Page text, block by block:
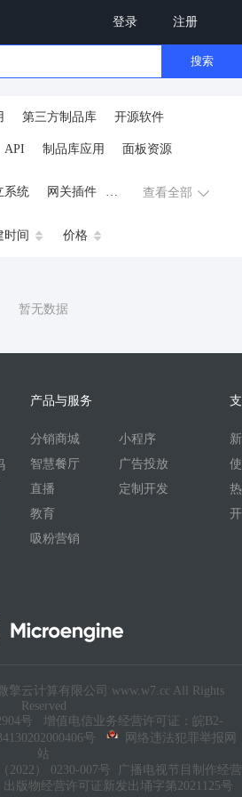
登录 注册
搜索
第三方制品库 开源软件
API 制品库应用 面板资源
系统 网关插件
分销
商城
同 上门
saas AI音乐
序
球羽毛球
交互数字人
论坛 视频混剪
|快手|视频号 diy
跑腿
查看全部
时间 价格
暂无数据
产品与服务
分销商城
智慧餐厅
直播
教育
吸粉营销
小程序
广告投放
定制开发
擎云计算有限公司 www.w7.cc All Rights
Reserved
号 增值电信业务经营许可证：皖B2-
号
网络违法犯罪举报网
站
2022） 0230-007号 广播电视节目制作经营
出版物经营许可证新发出埇字第2021125号